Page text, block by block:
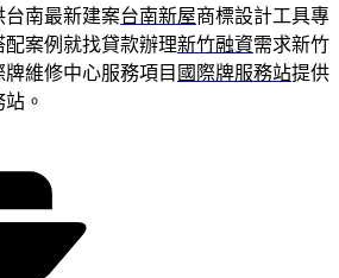
台南最新建案台南新屋商標設計工具專
案例就找貸款辦理新竹融資需求新竹
維修中心服務項目 國際牌服務站提供
。